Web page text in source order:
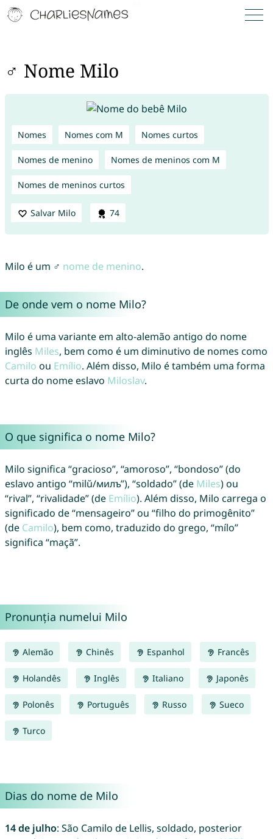
♂ Nome Milo
Nomes Nomes com M Nomes curtos
Nomes de menino Nomes de meninos com M
Nomes de meninos curtos
Salvar Milo 74
Milo é um ♂ nome de menino.
De onde vem o nome Milo?
Milo é uma variante em alto-alemão antigo do nome
inglês Miles, bem como é um diminutivo de nomes como
Camilo ou Emílio. Além disso, Milo é também uma forma
curta do nome eslavo Miloslav.
O que significa o nome Milo?
Milo significa “gracioso”, “amoroso”, “bondoso” (do
eslavo antigo “milŭ/милъ”), “soldado” (de Miles) ou
“rival”, “rivalidade” (de Emílio). Além disso, Milo carrega o
significado de “mensageiro” ou “filho do primogênito”
(de Camilo), bem como, traduzido do grego, “mílo”
significa “maçã”.
Pronunția numelui Milo
Alemão Chinês Espanhol Francês
Holandês Inglês Italiano Japonês
Polonês Português Russo Sueco
Turco
Dias do nome de Milo
14 de julho: São Camilo de Lellis, soldado, posterior